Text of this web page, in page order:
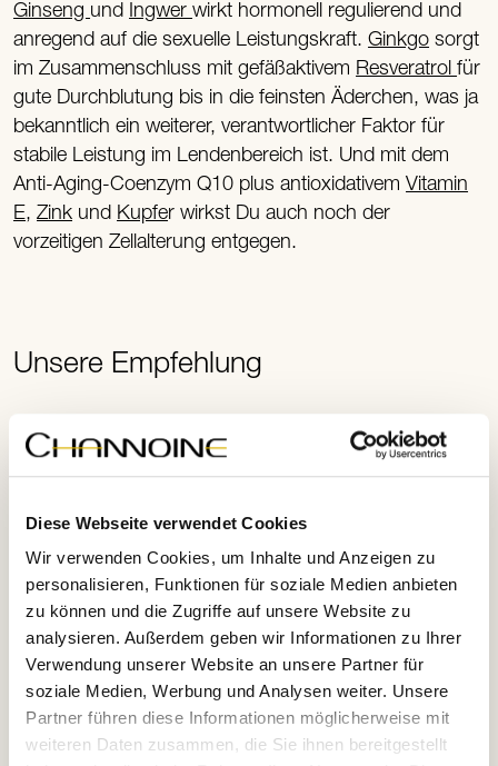
Diese Webseite verwendet Cookies
Wir verwenden Cookies, um Inhalte und Anzeigen zu
personalisieren, Funktionen für soziale Medien anbieten
zu können und die Zugriffe auf unsere Website zu
analysieren. Außerdem geben wir Informationen zu Ihrer
Verwendung unserer Website an unsere Partner für
soziale Medien, Werbung und Analysen weiter. Unsere
Partner führen diese Informationen möglicherweise mit
weiteren Daten zusammen, die Sie ihnen bereitgestellt
Ginseng und Ingwerwirkt hormonell regulierend und
anregend auf die sexuelle Leistungskraft.Ginkgo sorgt
im Zusammenschluss mit gefäßaktivem Resveratrolfür
gute Durchblutung bis in die feinsten Äderchen, was ja
bekanntlich ein weiterer, verantwortlicher Faktor für
stabile Leistung im Lendenbereich ist. Und mit dem
Anti-Aging-Coenzym Q10 plus antioxidativemVitamin
E,Zink und Kupfer wirkst Du auch noch der
vorzeitigen Zellalterung entgegen.
Unsere Empfehlung